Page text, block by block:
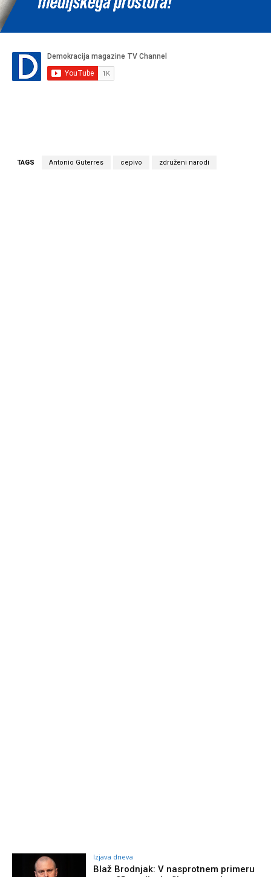
TAGS Antonio Guterres cepivo združeni narodi
Izjava dneva
Blaž Brodnjak: V nasprotnem primeru